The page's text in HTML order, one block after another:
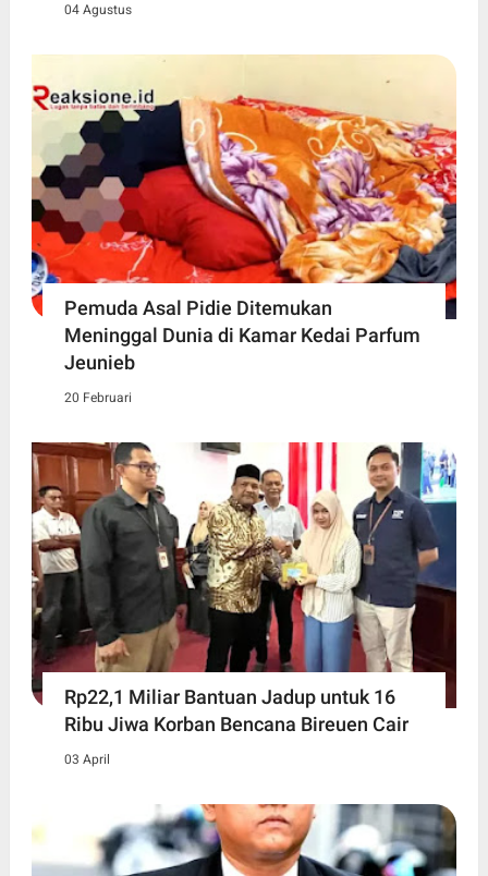
04 Agustus
Pemuda Asal Pidie Ditemukan
Meninggal Dunia di Kamar Kedai Parfum
Jeunieb
20 Februari
Rp22,1 Miliar Bantuan Jadup untuk 16
Ribu Jiwa Korban Bencana Bireuen Cair
03 April